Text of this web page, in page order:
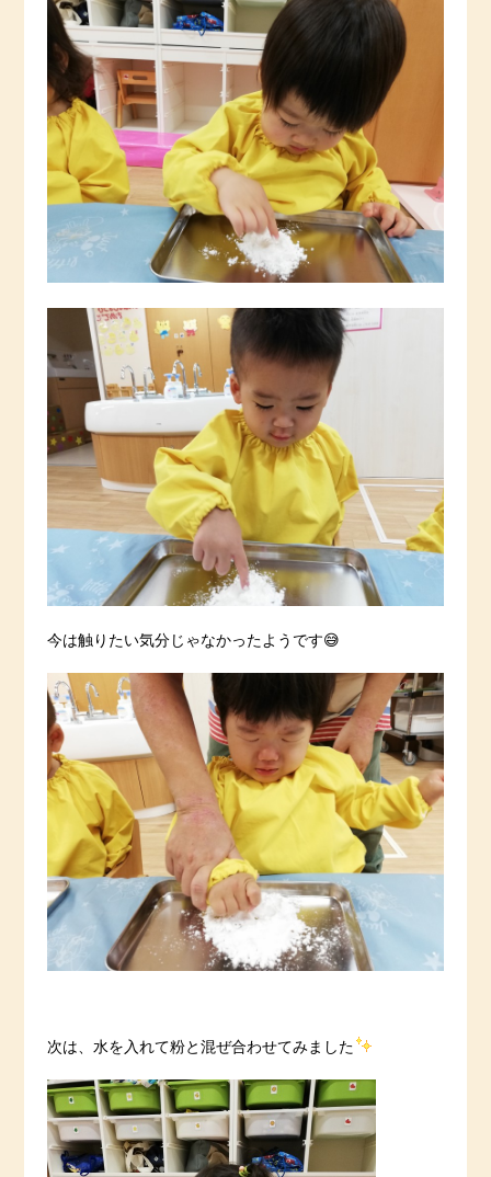
今は触りたい気分じゃなかったようです😅
次は、水を入れて粉と混ぜ合わせてみました